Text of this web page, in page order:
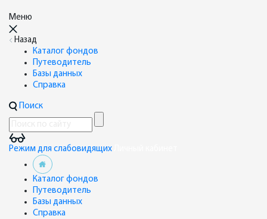
Меню
Назад
Каталог фондов
Путеводитель
Базы данных
Справка
Поиск
Режим для слабовидящих
Каталог фондов
Путеводитель
Базы данных
Справка